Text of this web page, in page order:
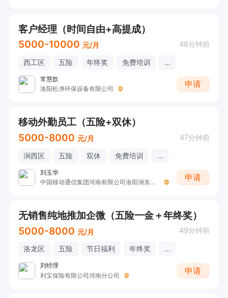
客户经理（时间自由+高提成）
5000-10000 元/月 48分钟前
西工区 五险 年终奖 免费培训 ...
常慧歆
洛阳松净环保设备有限公司
申请
移动外勤员工（五险+双休）
5000-8000 元/月 47分钟前
涧西区 五险 双休 免费培训 ...
刘玉华
中国移动通信集团河南有限公司洛阳涧东路营业厅
申请
无销售纯地推加企微（五险一金＋年终奖）
5000-8000 元/月 49分钟前
洛龙区 五险 节日福利 年终奖 ...
刘经理
利宝保险有限公司河南分公司
申请